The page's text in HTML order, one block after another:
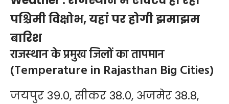
पश्चिमी विक्षोभ, यहां पर होगी झमाझम
बारिश
राजस्थान के प्रमुख जिलों का तापमान
(Temperature in Rajasthan Big Cities)
जयपुर 39.0, सीकर 38.0, अजमेर 38.8,